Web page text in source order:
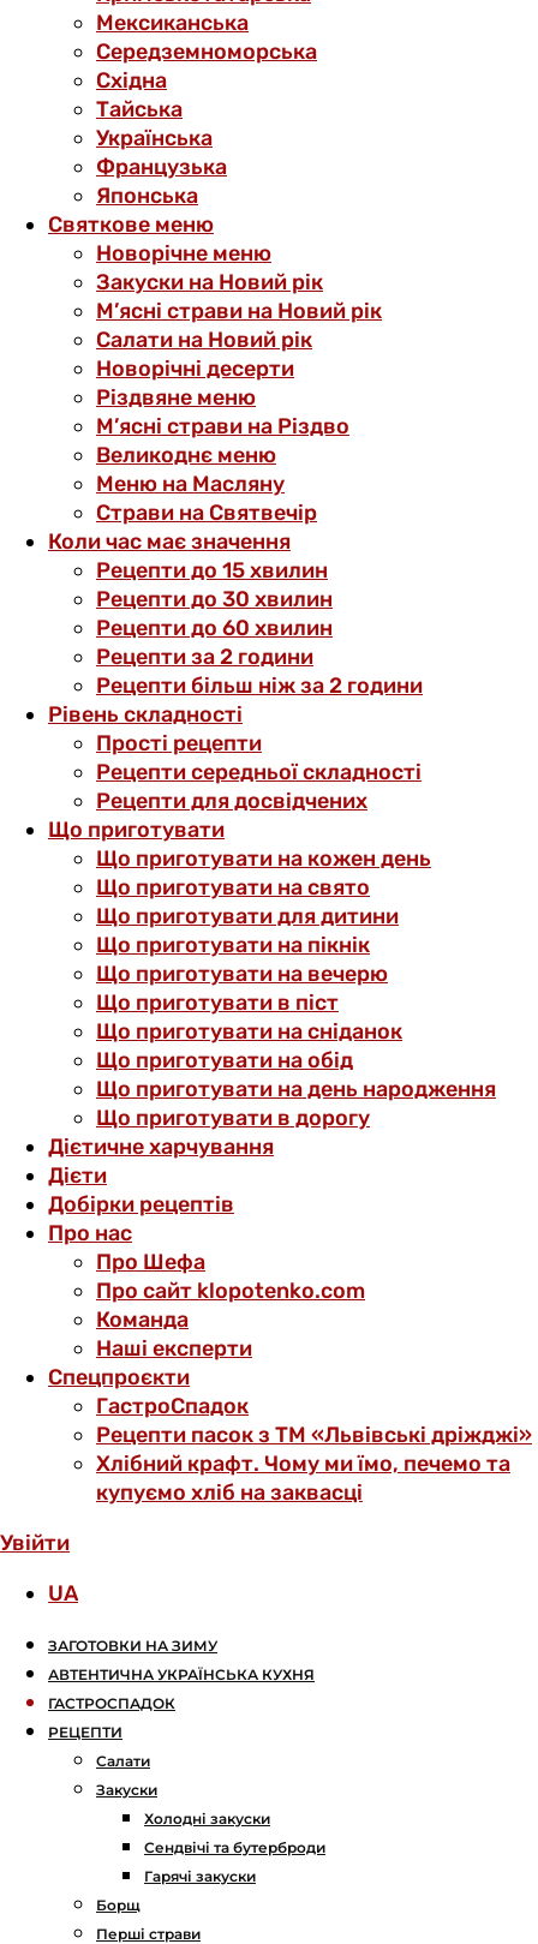
Мексиканська
Середземноморська
Східна
Тайська
Українська
Французька
Японська
Святкове меню
Новорічне меню
Закуски на Новий рік
М’ясні страви на Новий рік
Салати на Новий рік
Новорічні десерти
Різдвяне меню
М’ясні страви на Різдво
Великоднє меню
Меню на Масляну
Страви на Святвечір
Коли час має значення
Рецепти до 15 хвилин
Рецепти до 30 хвилин
Рецепти до 60 хвилин
Рецепти за 2 години
Рецепти більш ніж за 2 години
Рівень складності
Прості рецепти
Рецепти середньої складності
Рецепти для досвідчених
Що приготувати
Що приготувати на кожен день
Що приготувати на свято
Що приготувати для дитини
Що приготувати на пікнік
Що приготувати на вечерю
Що приготувати в піст
Що приготувати на сніданок
Що приготувати на обід
Що приготувати на день народження
Що приготувати в дорогу
Дієтичне харчування
Дієти
Добірки рецептів
Про нас
Про Шефа
Про сайт klopotenko.com
Команда
Наші експерти
Спецпроєкти
ГастроСпадок
Рецепти пасок з ТМ «Львівські дріжджі»
Хлібний крафт. Чому ми їмо, печемо та
купуємо хліб на заквасці
Увійти
UA
ЗАГОТОВКИ НА ЗИМУ
АВТЕНТИЧНА УКРАЇНСЬКА КУХНЯ
ГАСТРОСПАДОК
РЕЦЕПТИ
Салати
Закуски
Холодні закуски
Сендвічі та бутерброди
Гарячі закуски
Борщ
Перші страви